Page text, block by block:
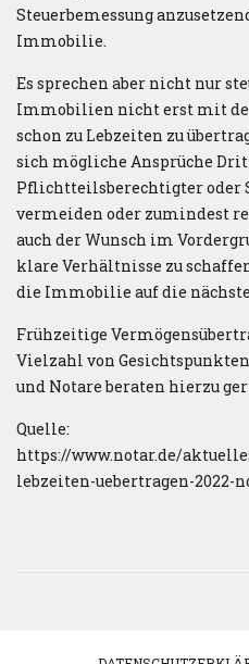
Steuerbemessung
Immobilie.
Es sprechen aber nicht nur
Immobilien nicht erst mit
schon zu Lebzeiten zu
sich mögliche Ansprüche
Pflichtteilsberechtigter oder
vermeiden oder zumindest
auch der Wunsch im
klare Verhältnisse zu
die Immobilie auf die
Frühzeitige
Vielzahl von
und Notare beraten hierzu
Quelle:
https://www.notar.de/
lebzeiten-uebertragen-2022-